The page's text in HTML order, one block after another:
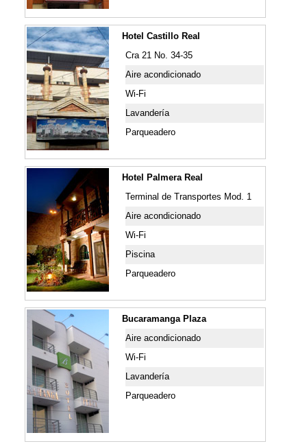
Hotel Castillo Real
Cra 21 No. 34-35
Aire acondicionado
Wi-Fi
Lavandería
Parqueadero
Hotel Palmera Real
Terminal de Transportes Mod. 1
Aire acondicionado
Wi-Fi
Piscina
Parqueadero
Bucaramanga Plaza
Aire acondicionado
Wi-Fi
Lavandería
Parqueadero